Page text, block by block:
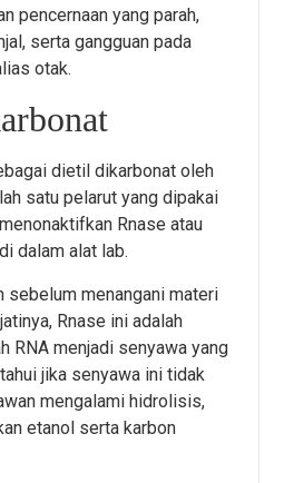
pencernaan yang parah,
serta gangguan pada
otak.
dietil dikarbonat oleh
satu pelarut yang dipakai
Rnase atau
dalam alat lab.
sebelum menangani materi
Rnase ini adalah
RNA menjadi senyawa yang
jika senyawa ini tidak
mengalami hidrolisis,
etanol serta karbon